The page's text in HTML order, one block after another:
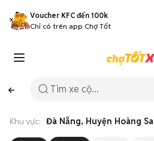
Voucher KFC đến 100k
Chỉ có trên app Chợ Tốt
Khu vực: Đà Nẵng, Huyện Hoàng Sa